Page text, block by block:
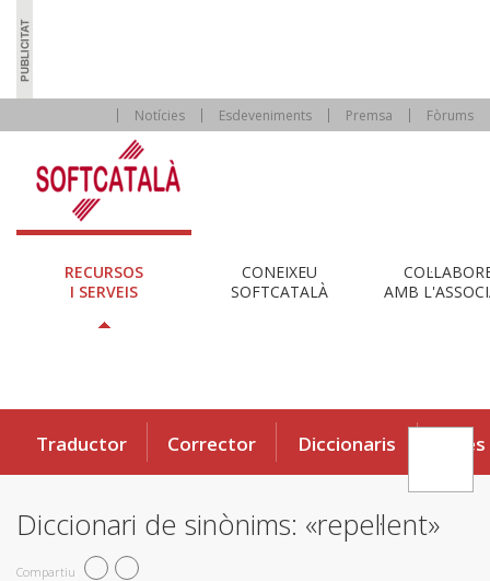
Notícies Esdeveniments Premsa Fòrums
RECURSOS
I SERVEIS
CONEIXEU
SOFTCATALÀ
AMB
Traductor Corrector Diccionaris Eines
Diccionari de sinònims: «repel·lent»
Compartiu